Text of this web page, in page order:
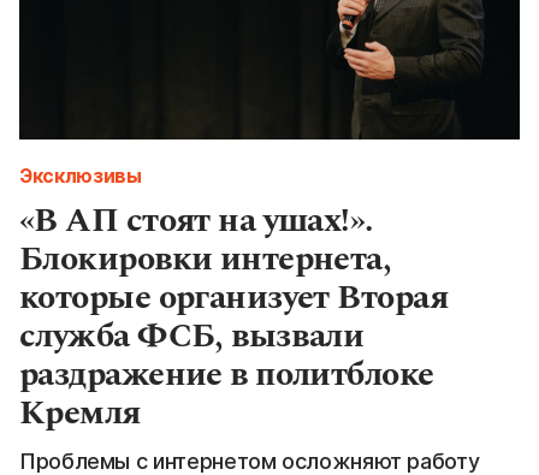
Эксклюзивы
«В АП стоят на ушах!».
Блокировки интернета,
которые организует Вторая
служба ФСБ, вызвали
раздражение в политблоке
Кремля
Проблемы с интернетом осложняют работу